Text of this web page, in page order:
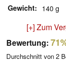
Gewicht 140 g
[+] Zum
Bewertung:
Durchschnitt von 2